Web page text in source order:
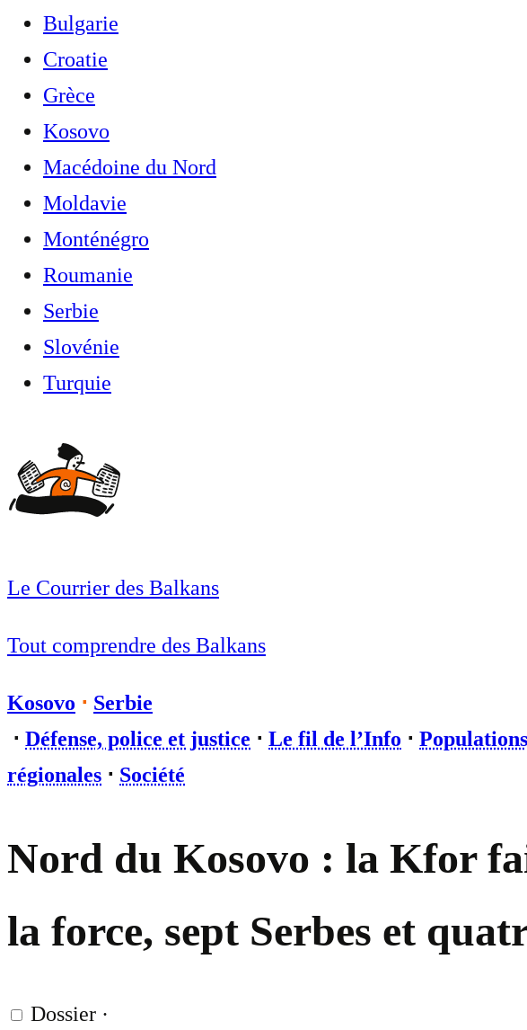
Bulgarie
Croatie
Grèce
Kosovo
Macédoine du Nord
Moldavie
Monténégro
Roumanie
Serbie
Slovénie
Turquie
Le Courrier des Balkans
Tout comprendre des Balkans
Kosovo ⋅ Serbie
⋅ Défense, police et justice ⋅ Le fil de l’Info ⋅
régionales ⋅ Société
Nord du Kosovo : la Kfor
la force, sept Serbes et
Dossier ·